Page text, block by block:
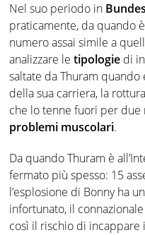
Nel suo periodo in
praticamente, da quando
numero assai simile a
analizzare le tipologie di
saltate da Thuram quando
della sua carriera, la
che lo tenne fuori per due
problemi muscolari.
Da quando Thuram è
fermato più spesso: 15
l’esplosione di Bonny ha
infortunato, il
così il rischio di incappare